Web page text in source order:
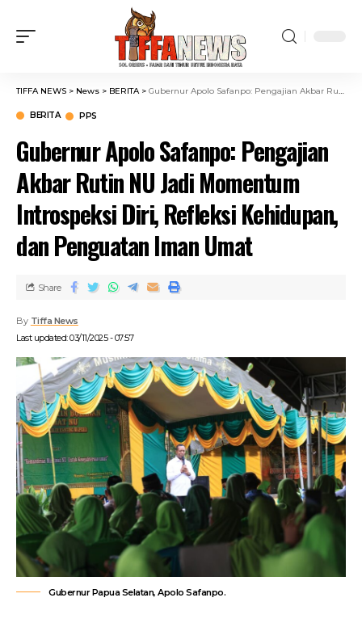
TIFFA NEWS > News > BERITA> Gubernur Apolo Safanpo: Pengajian Akbar Rutin NU Jadi Momentum Introspeksi Diri, Refleksi Kehidupan, dan Penguatan Iman Umat
BERITA PPS
Gubernur Apolo Safanpo: Pengajian
Akbar Rutin NU Jadi Momentum
Introspeksi Diri, Refleksi Kehidupan,
dan Penguatan Iman Umat
Last updated: 03/11/2025 - 07:57
By Tiffa News
Share
Gubernur Papua Selatan, Apolo Safanpo.